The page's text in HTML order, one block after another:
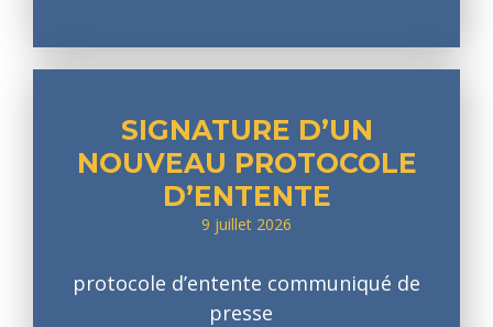
SIGNATURE D’UN
NOUVEAU PROTOCOLE
D’ENTENTE
9 juillet 2026
protocole d’entente communiqué de
presse